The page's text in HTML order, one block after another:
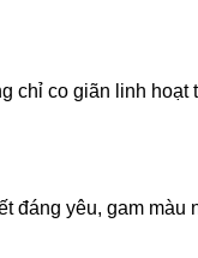
chỉ co giãn linh hoạt
đáng yêu, gam màu